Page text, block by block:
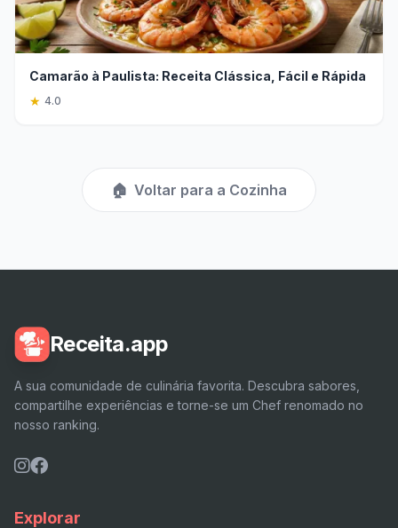
Camarão à Paulista: Receita Clássica, Fácil e Rápida
★ 4.0
🏠 Voltar para a Cozinha
Receita.app
A sua comunidade de culinária favorita. Descubra sabores,
compartilhe experiências e torne-se um Chef renomado no
nosso ranking.
Explorar